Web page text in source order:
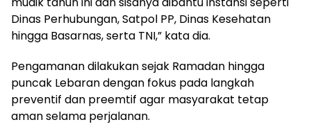
Dinas Perhubungan, Satpol PP, Dinas Kesehatan
hingga Basarnas, serta TNI,” kata dia.
Pengamanan dilakukan sejak Ramadan hingga
puncak Lebaran dengan fokus pada langkah
preventif dan preemtif agar masyarakat tetap
aman selama perjalanan.